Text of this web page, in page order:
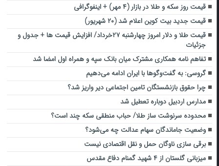
قیمت روز سکه و طلا در بازار (۴ مهر) + اینفوگرافی
قیمت جدید بیت کوین اعلام شد (۲۰ شهریور)
قیمت طلا و دلار امروز چهارشنبه ۲۷خرداد/ افزایش قیمت ها + جدول و
جزئیات
تفاهم نامه همکاری مشترک میان بانک سپه و همراه اول امضا شد
گروسی: به گفت‌وگوها با ایران ادامه می‌دهیم
چرا حقوق بازنشستگان تامین اجتماعی دیر واریز شد؟
مدارس اردبیل دوباره تعطیل شد
محدوده سرنوشت ساز طلا/ حباب منطقی سکه چند است؟
وضعیت جاماندگان سهام عدالت چه می‌شود؟
برقی سازی ناوگان حمل و نقل اقتصادی نیست
میزبانی گلستان از ۴ شهید گمنام دفاع مقدس